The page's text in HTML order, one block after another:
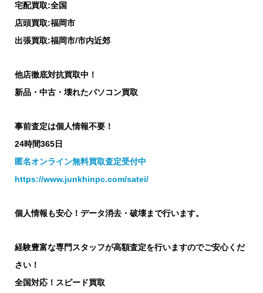
宅配買取:全国
店頭買取:福岡市
出張買取:福岡市/市内近郊
他店徹底対抗買取中！
新品・中古・壊れたパソコン買取
事前査定は個人情報不要！
24時間365日
匿名オンライン無料買取査定受付中
https://www.junkhinpc.com/satei/
個人情報も安心！データ消去・破壊まで行います。
経験豊富な専門スタッフが高額査定を行いますのでご安心くだ
さい！
全国対応！スピード買取